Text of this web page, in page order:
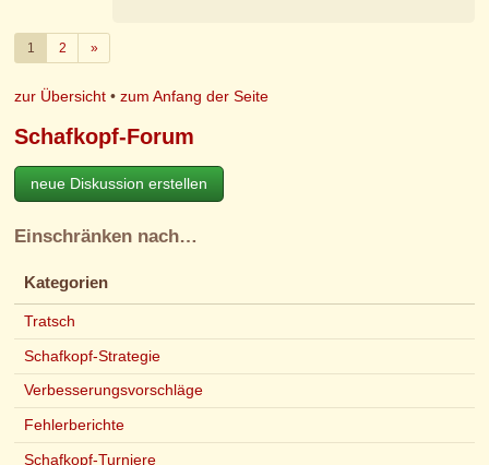
1 2 »Weiter
zur Übersicht •zum Anfang der Seite
Schafkopf-Forum
neue Diskussion erstellen
Einschränken nach…
Kategorien
Tratsch
Schafkopf-Strategie
Verbesserungsvorschläge
Fehlerberichte
Schafkopf-Turniere